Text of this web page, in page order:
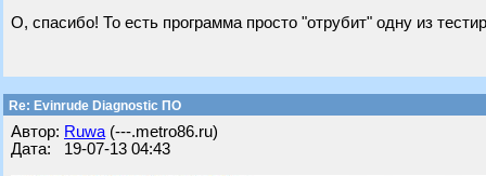
О, спасибо! То есть программа просто "отрубит" одну из
Re: Evinrude Diagnostic ПО
Автор: Ruwa (---.metro86.ru)
Дата: 19-07-13 04:43